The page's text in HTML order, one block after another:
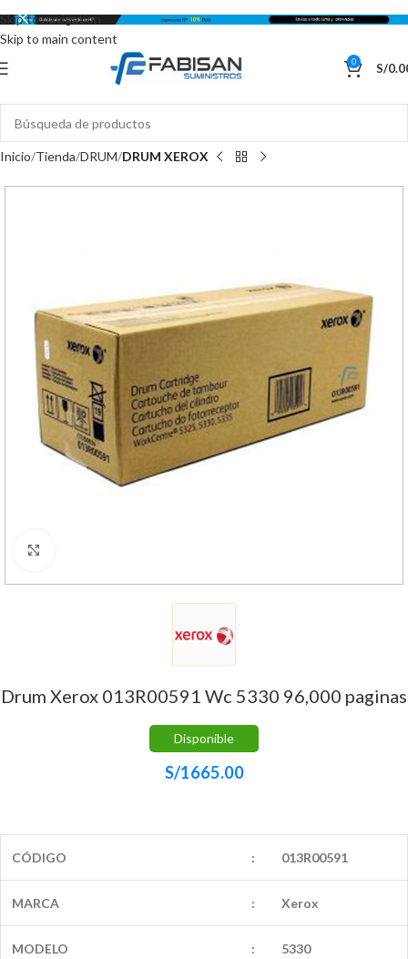
Skip to navigation
Skip to main content
0 S/
Inicio Tienda DRUM DRUM XEROX
Drum Xerox 013R00591 Wc 5330 96,000 paginas
Disponible
S/1665.00
CÓDIGO : 013R00591
MARCA : Xerox
MODELO : 5330